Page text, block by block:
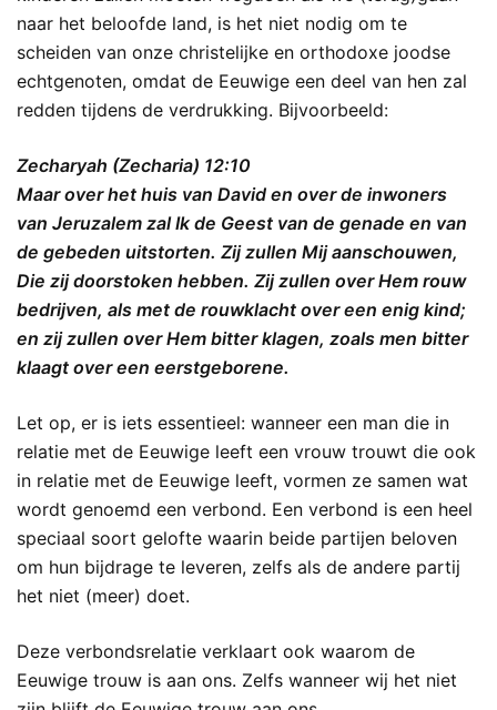
naar het beloofde land, is het niet nodig om te
scheiden van onze christelijke en orthodoxe joodse
echtgenoten, omdat de Eeuwige een deel van hen zal
redden tijdens de verdrukking. Bijvoorbeeld:
Zecharyah (Zecharia) 12:10
Maar over het huis van David en over de inwoners
van Jeruzalem zal Ik de Geest van de genade en van
de gebeden uitstorten. Zij zullen Mij aanschouwen,
Die zij doorstoken hebben. Zij zullen over Hem rouw
bedrijven, als met de rouwklacht over een enig kind;
en zij zullen over Hem bitter klagen, zoals men bitter
klaagt over een eerstgeborene.
Let op, er is iets essentieel: wanneer een man die in
relatie met de Eeuwige leeft een vrouw trouwt die ook
in relatie met de Eeuwige leeft, vormen ze samen wat
wordt genoemd een verbond. Een verbond is een heel
speciaal soort gelofte waarin beide partijen beloven
om hun bijdrage te leveren, zelfs als de andere partij
het niet (meer) doet.
Deze verbondsrelatie verklaart ook waarom de
Eeuwige trouw is aan ons. Zelfs wanneer wij het niet